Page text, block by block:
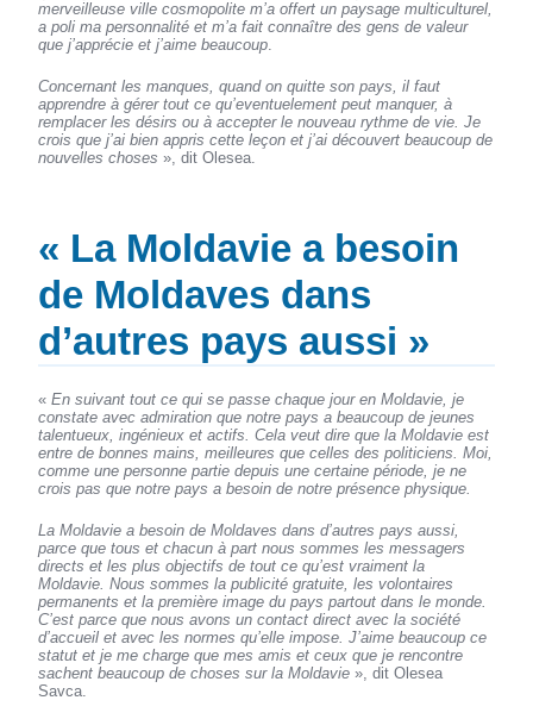
merveilleuse ville cosmopolite m’a offert un paysage multiculturel,
a poli ma personnalité et m’a fait connaître des gens de valeur
que j’apprécie et j’aime beaucoup
Concernant les manques, quand on quitte son pays, il faut
apprendre à gérer tout ce qu’eventuelement peut manquer, à
remplacer les désirs ou à accepter le nouveau rythme de vie. Je
crois que j’ai bien appris cette leçon et j’ai découvert beaucoup de
nouvelles choses », dit Olesea.
« La Moldavie a besoin
de Moldaves dans
d’autres pays aussi »
«En suivant tout ce qui se passe chaque jour en Moldavie, je
constate avec admiration que notre pays a beaucoup de jeunes
talentueux, ingénieux et actifs. Cela veut dire que la Moldavie est
entre de bonnes mains, meilleures que celles des politiciens. Moi,
comme une personne partie depuis une certaine période, je ne
crois pas que notre pays a besoin de notre présence physique.
La Moldavie a besoin de Moldaves dans d’autres pays aussi,
parce que tous et chacun à part nous sommes les messagers
directs et les plus objectifs de tout ce qu’est vraiment la
Moldavie. Nous sommes la publicité gratuite, les volontaires
permanents et la première image du pays partout dans le monde.
C’est parce que nous avons un contact direct avec la société
d’accueil et avec les normes qu’elle impose. J’aime beaucoup ce
statut et je me charge que mes amis et ceux que je rencontre
sachent beaucoup de choses sur la Moldavie », dit Olesea
Savca.